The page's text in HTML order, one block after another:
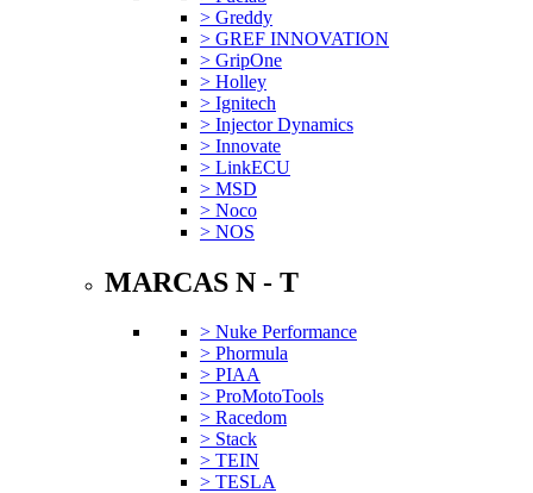
> Greddy
> GREF INNOVATION
> GripOne
> Holley
> Ignitech
> Injector Dynamics
> Innovate
> LinkECU
> MSD
> Noco
> NOS
MARCAS N - T
> Nuke Performance
> Phormula
> PIAA
> ProMotoTools
> Racedom
> Stack
> TEIN
> TESLA